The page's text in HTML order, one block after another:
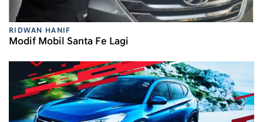
RIDWAN HANIF
Modif Mobil Santa Fe Lagi